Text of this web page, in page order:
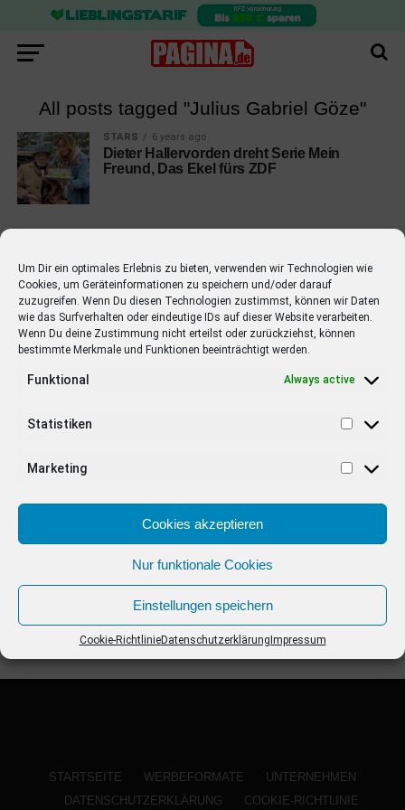
Um Dir ein optimales Erlebnis zu bieten, verwenden wir Technologien wie
Cookies, um Geräteinformationen zu speichern und/oder darauf
zuzugreifen. Wenn Du diesen Technologien zustimmst, können wir Daten
wie das Surfverhalten oder eindeutige IDs auf dieser Website verarbeiten.
Wenn Du deine Zustimmung nicht erteilst oder zurückziehst, können
bestimmte Merkmale und Funktionen beeinträchtigt werden.
Funktional Always active
Statistiken
Marketing
Cookies akzeptieren
Nur funktionale Cookies
Einstellungen speichern
Cookie-RichtlinieDatenschutzerklärung Impressum
All posts tagged "Julius Gabriel Göze"
STARS 6 years ago
Dieter Hallervorden dreht Serie Mein
Freund, Das Ekel fürs ZDF
EMPFOHLEN
STARS 4 years ago
Barbara Schöneberger Moderatorin
von “Verstehen Sie Spaß?”
STARTSEITE WERBEFORMATE
UNTERNEHMEN
DATENSCHUTZERKLÄRUNG
COOKIE-RICHTLINIE